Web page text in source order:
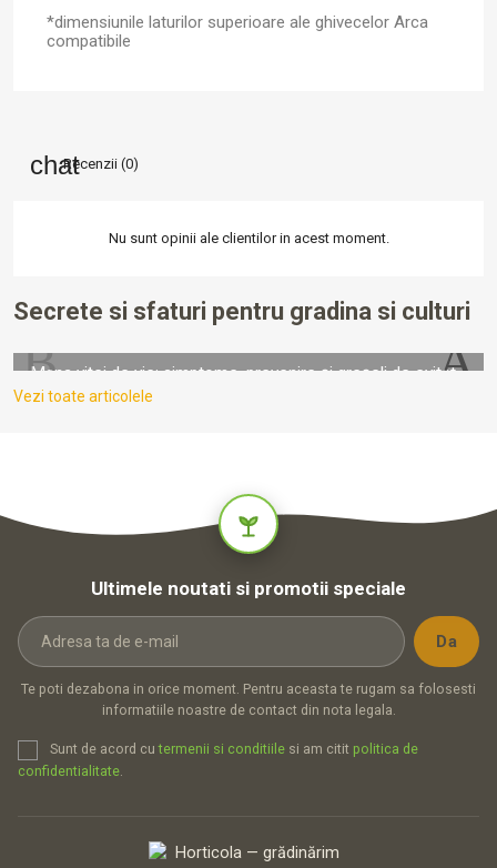
*dimensiunile laturilor superioare ale ghivecelor Arca
compatibile
Recenzii (0)
Nu sunt opinii ale clientilor in acest moment.
Secrete si sfaturi pentru gradina si culturi
Mana viței de vie: simptome, prevenire și greșeli de evitat
Vezi toate articolele
Ultimele noutati si promotii speciale
Te poti dezabona in orice moment. Pentru aceasta te rugam sa folosesti
informatiile noastre de contact din nota legala.
Sunt de acord cutermenii si conditiile si am citit politica de
confidentialitate